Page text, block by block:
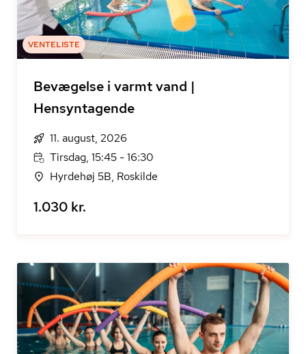
VENTELISTE
Bevægelse i varmt vand |
Hensyntagende
11. august, 2026
Tirsdag, 15:45 - 16:30
Hyrdehøj 5B, Roskilde
1.030 kr.